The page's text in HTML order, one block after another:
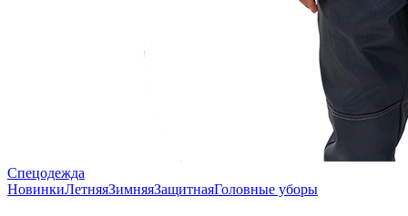
Спецодежда
НовинкиЛетняяЗимняяЗащитнаяГоловные уборы